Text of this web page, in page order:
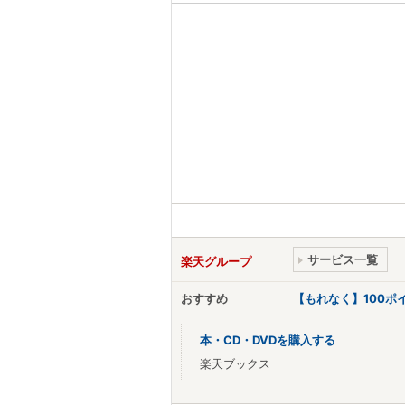
楽天グループ サービス一覧
おすすめ 【もれなく】100
本・CD・DVDを購入する
楽天ブックス